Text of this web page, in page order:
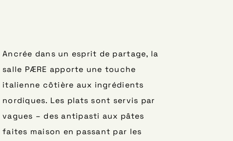
Ancrée dans un esprit de partage, la
salle PÆRE apporte une touche
italienne côtière aux ingrédients
nordiques. Les plats sont servis par
vagues – des antipasti aux pâtes
faites maison en passant par les